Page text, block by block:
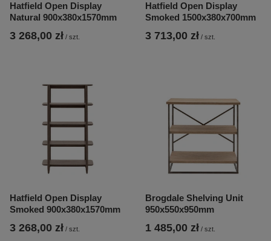
Hatfield Open Display
Natural 900x380x1570mm
3 268,00 zł / szt.
Hatfield Open Display
Smoked 1500x380x700mm
3 713,00 zł / szt.
Hatfield Open Display
Smoked 900x380x1570mm
3 268,00 zł / szt.
Brogdale Shelving Unit
950x550x950mm
1 485,00 zł / szt.